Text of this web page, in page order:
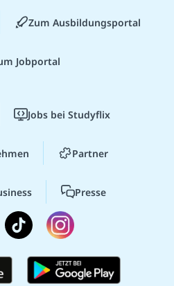
Zum Ausbildungsportal
Jobportal
Jobs bei Studyflix
Partner
Presse